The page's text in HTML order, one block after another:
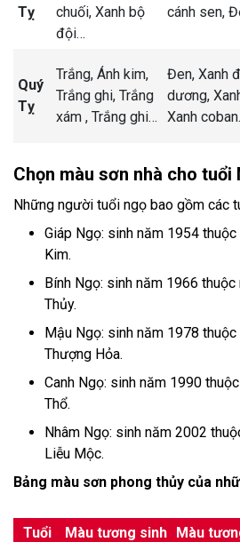
Tỵ
chuối, Xanh bộ
đội…
cánh sen,
Quý
Tỵ
Trắng, Ánh kim,
Trắng ghi, Trắng
xám , Trắng ghi…
Đen, Xanh
dương,
Xanh coban
Chọn màu sơn nhà cho tuổi
Những người tuổi ngọ bao gồm các
Giáp Ngọ: sinh năm 1954
Kim.
Bính Ngọ: sinh năm 1966
Thủy.
Mậu Ngọ: sinh năm 1978
Thượng Hỏa.
Canh Ngọ: sinh năm 1990
Thổ.
Nhâm Ngọ: sinh năm 2002
Liễu Mộc.
Bảng màu sơn phong thủy của
Tuổi Màu tương sinh Màu